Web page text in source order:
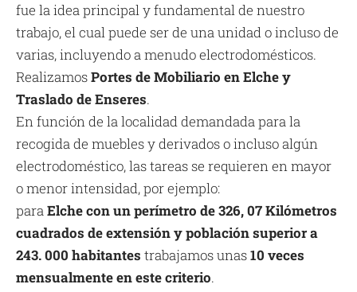
fue la idea principal y fundamental de nuestro
trabajo, el cual puede ser de una unidad o incluso de
varias, incluyendo a menudo electrodomésticos.
RealizamosPortes de Mobiliario en Elche y
Traslado de Enseres.
En función de la localidad demandada para la
recogida de muebles y derivados o incluso algún
electrodoméstico, las tareas se requieren en mayor
o menor intensidad, por ejemplo:
paraElche con un perímetro de 326, 07 Kilómetros
cuadrados de extensión y población superior a
243. 000 habitantes trabajamos unas10 veces
mensualmente en este criterio.